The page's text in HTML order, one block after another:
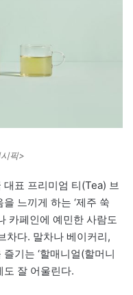
픽>
표 프리미엄 티(Tea) 브
느끼게 하는 ‘제주 쑥
카페인에 예민한 사람도
차다. 말차나 베이커리,
기는 ‘할매니얼(할머니
도 잘 어울린다.